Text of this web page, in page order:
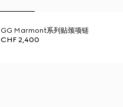
GG Marmont系列贴颈项链
CHF 2,400